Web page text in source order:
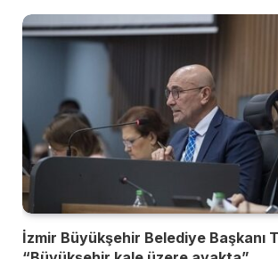
İzmir Büyükşehir Belediye Başkanı